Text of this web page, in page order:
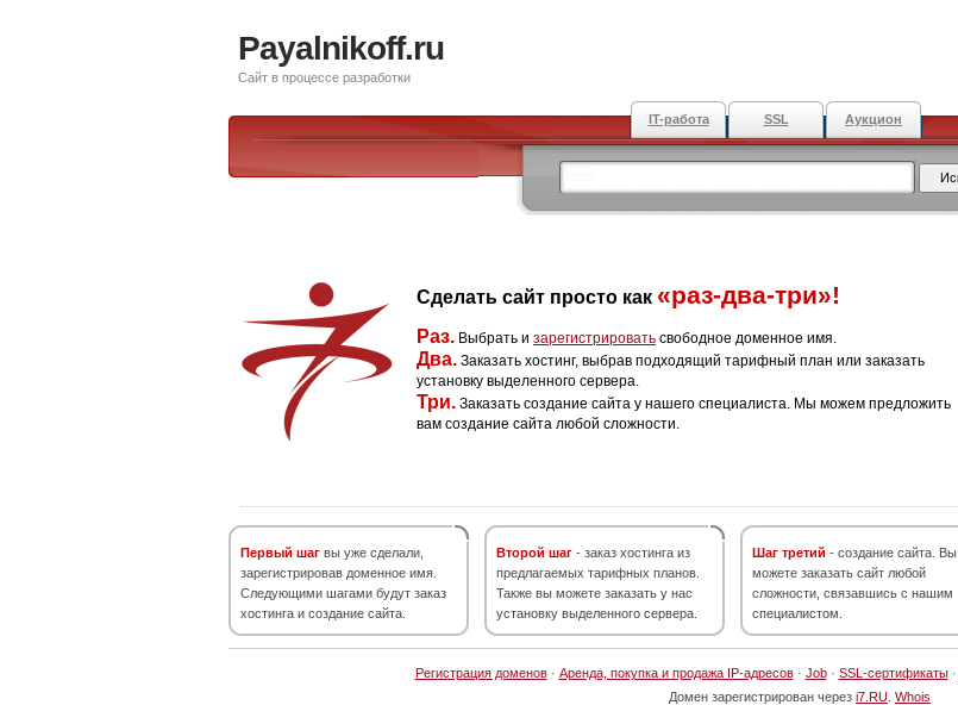
Payalnikoff.ru
Сайт в процессе разработки
IT-работа SSL Аукцион
Сделать сайт просто как «раз-два-три»!
Раз. Выбрать и зарегистрировать свободное доменное имя.
Два. Заказать хостинг, выбрав подходящий тарифный план или заказать
установку выделенного сервера.
Три. Заказать создание сайта у нашего специалиста. Мы можем предложить
вам создание сайта любой сложности.
Первый шаг вы уже сделали,
зарегистрировав доменное имя.
Следующими шагами будут заказ
хостинга и создание сайта.
Второй шаг - заказ хостинга из
предлагаемых тарифных планов.
Также вы можете заказать у нас
установку выделенного сервера.
Шаг третий - создание сайта. Вы
можете заказать сайт любой
сложности, связавшись с нашим
специалистом.
Регистрация доменов· Аренда, покупка и продажа IP-адресов· Job· SSL-сертификаты·
Домен зарегистрирован через i7.RU Whois